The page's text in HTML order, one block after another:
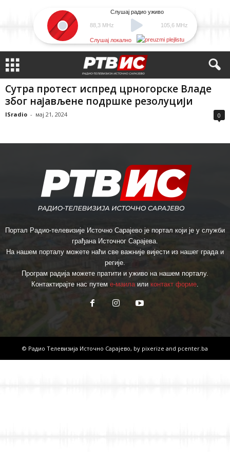
88,3 MHz
Слушај радио уживо
105,6 MHz
Слушај локално
Сутра протест испред црногорске Владе
због најављене подршке резолуцији
ISradio - мај 21, 2024 0
Портал Радио-телевизије Источно Сарајево је портал који је у служби
грађана Источног Сарајева.
На нашем порталу можете наћи све важније вијести из нашег града и
регије.
Програм радија можете пратити и уживо на нашем порталу.
Контактирајте нас путем е-маилаили контакт форме.
© Радио Телевизија Источно Сарајево, by pixerize and pcenter.ba